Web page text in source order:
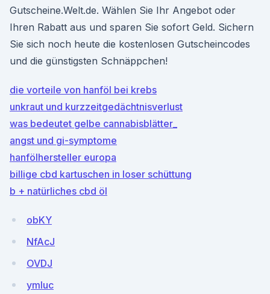
Gutscheine.Welt.de. Wählen Sie Ihr Angebot oder
Ihren Rabatt aus und sparen Sie sofort Geld. Sichern
Sie sich noch heute die kostenlosen Gutscheincodes
und die günstigsten Schnäppchen!
die vorteile von hanföl bei krebs
unkraut und kurzzeitgedächtnisverlust
was bedeutet gelbe cannabisblätter_
angst und gi-symptome
hanfölhersteller europa
billige cbd kartuschen in loser schüttung
b + natürliches cbd öl
obKY
NfAcJ
OVDJ
ymluc